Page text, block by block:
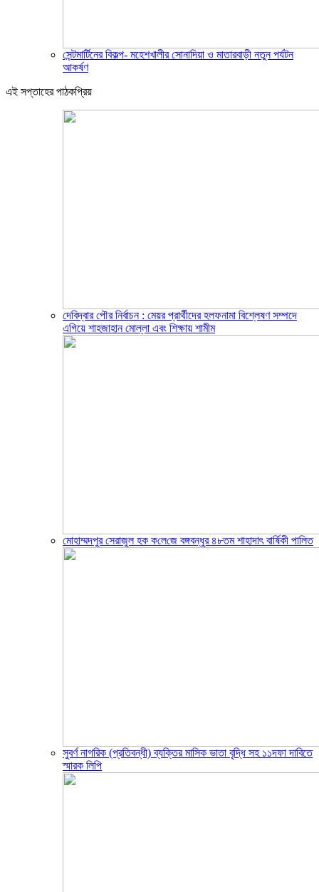
সেন্টমার্টিনের বিকল্প- মহেশখালীর সোনাদিয়া ও মাতারবাড়ী নতুন পর্যটন
আকর্ষণ
এই সপ্তাহের পাঠকপ্রিয়
দেবিদ্বার পৌর নির্বাচন : মেয়র প্রার্থীদের হলফনামা বিশ্লেষণ সম্পদে
এগিয়ে শাহজাহান মোল্লা এবং শিক্ষায় শামীম
মোহাম্মদপুর সেরাজুল হক ক‌লে‌জে বঙ্গবন্ধুর ৪৮তম শাহাদাৎ বা‌র্ষিকী পা‌লিত
সুবর্ণ নাগরিক (প্রতিবন্ধী) ব্যক্তির মাসিক ভাতা বৃদ্ধি সহ ১১দফা দাবিতে
স্মারক লিপি